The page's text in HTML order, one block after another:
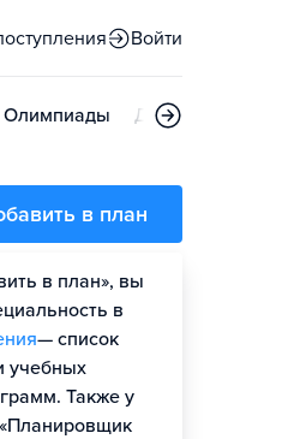
Войти
Олимпиады Дни открытых
в план
в план», вы
в
— список
учебных
Также у